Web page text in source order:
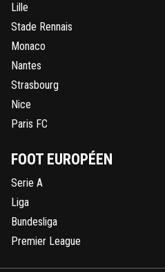
Lille
Stade Rennais
Monaco
Nantes
Strasbourg
Nice
Paris FC
FOOT EUROPÉEN
Serie A
Liga
Bundesliga
Premier League